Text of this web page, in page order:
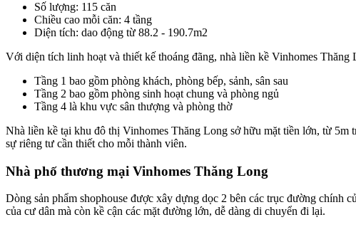
Số lượng: 115 căn
Chiều cao mỗi căn: 4 tầng
Diện tích: dao động từ 88.2 - 190.7m2
Với diện tích linh hoạt và thiết kế thoáng đãng, nhà liền kề Vinhomes
Tầng 1 bao gồm phòng khách, phòng bếp, sảnh, sân sau
Tầng 2 bao gồm phòng sinh hoạt chung và phòng ngủ
Tầng 4 là khu vực sân thượng và phòng thờ
Nhà liền kề tại khu đô thị Vinhomes Thăng Long sở hữu mặt tiền lớn, từ 5m
sự riêng tư cần thiết cho mỗi thành viên.
Nhà phố thương mại Vinhomes Thăng Long
Dòng sản phẩm shophouse được xây dựng dọc 2 bên các trục đường
của cư dân mà còn kề cận các mặt đường lớn, dễ dàng di chuyển đi lại.